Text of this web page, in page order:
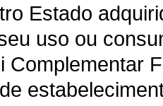
Estado
uso ou
Complementar